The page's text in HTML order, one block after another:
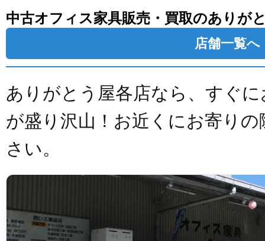
中古オフィス家具販売・買取のありが
店舗一覧へ
ありがとう屋各店なら、すぐ
が盛り沢山！お近くにお寄り
さい。